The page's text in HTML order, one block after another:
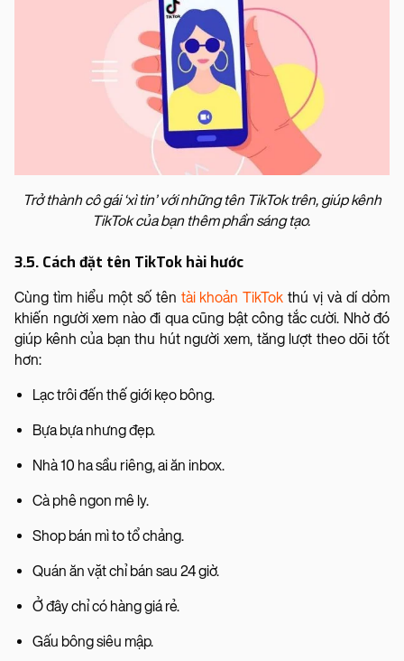
Trở thành cô gái ‘xì tin’ với những tên TikTok trên, giúp kênh
TikTok của bạn thêm phần sáng tạo.
3.5. Cách đặt tên TikTok hài hước
Cùng tìm hiểu một số tên tài khoản TikTok thú vị và dí dỏm
khiến người xem nào đi qua cũng bật công tắc cười. Nhờ đó
giúp kênh của bạn thu hút người xem, tăng lượt theo dõi tốt
hơn:
Lạc trôi đến thế giới kẹo bông.
Bựa bựa nhưng đẹp.
Nhà 10 ha sầu riêng, ai ăn inbox.
Cà phê ngon mê ly.
Shop bán mì to tổ chảng.
Quán ăn vặt chỉ bán sau 24 giờ.
Ở đây chỉ có hàng giá rẻ.
Gấu bông siêu mập.